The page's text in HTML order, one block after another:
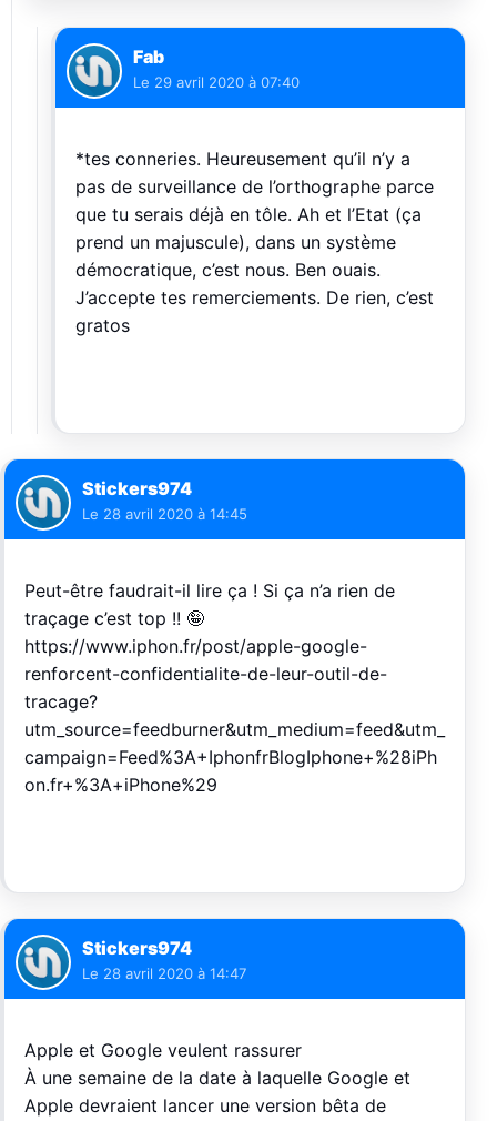
Fab
Le 29 avril 2020 à 07:40
*tes conneries. Heureusement qu’il n’y a
pas de surveillance de l’orthographe parce
que tu serais déjà en tôle. Ah et l’Etat (ça
prend un majuscule), dans un système
démocratique, c’est nous. Ben ouais.
J’accepte tes remerciements. De rien, c’est
gratos
Stickers974
Le 28 avril 2020 à 14:45
Peut-être faudrait-il lire ça ! Si ça n’a rien de
traçage c’est top !! 🤪
https://www.iphon.fr/post/apple-google-
renforcent-confidentialite-de-leur-outil-de-
tracage?
utm_source=feedburner&utm_medium=feed&utm_
campaign=Feed%3A+IphonfrBlogIphone+%28iPh
on.fr+%3A+iPhone%29
Stickers974
Le 28 avril 2020 à 14:47
Apple et Google veulent rassurer
À une semaine de la date à laquelle Google et
Apple devraient lancer une version bêta de